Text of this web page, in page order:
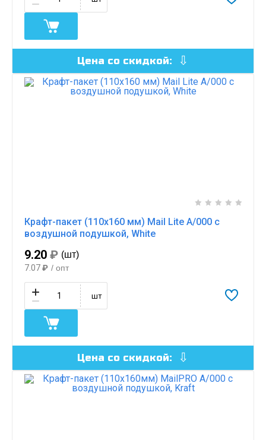
Цена со скидкой:
Крафт-пакет (110х160 мм) Mail Lite A/000 с
воздушной подушкой, White
9.20 ₽ (шт)
7.07₽ / опт
шт
Цена со скидкой: